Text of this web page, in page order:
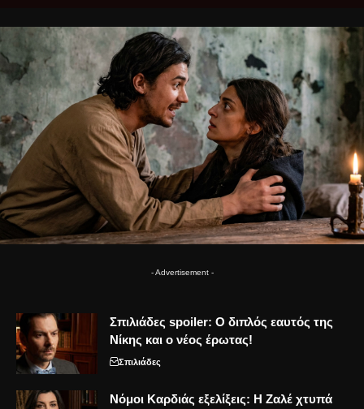
- Advertisement -
Σπιλιάδες spoiler: Ο διπλός εαυτός της
Νίκης και ο νέος έρωτας!
Σπιλιάδες
Νόμοι Καρδιάς εξελίξεις: Η Ζαλέ χτυπά